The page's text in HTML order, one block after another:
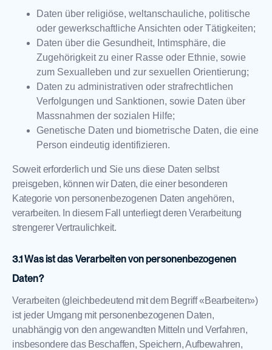
Daten über religiöse, weltanschauliche, politische
oder gewerkschaftliche Ansichten oder Tätigkeiten;
Daten über die Gesundheit, Intimsphäre, die
Zugehörigkeit zu einer Rasse oder Ethnie, sowie
zum Sexualleben und zur sexuellen Orientierung;
Daten zu administrativen oder strafrechtlichen
Verfolgungen und Sanktionen, sowie Daten über
Massnahmen der sozialen Hilfe;
Genetische Daten und biometrische Daten, die eine
Person eindeutig identifizieren.
Soweit erforderlich und Sie uns diese Daten selbst
preisgeben, können wir Daten, die einer besonderen
Kategorie von personenbezogenen Daten angehören,
verarbeiten. In diesem Fall unterliegt deren Verarbeitung
strengerer Vertraulichkeit.
Was ist das Verarbeiten von personenbezogenen
Daten?
Verarbeiten (gleichbedeutend mit dem Begriff «Bearbeiten»)
ist jeder Umgang mit personenbezogenen Daten,
unabhängig von den angewandten Mitteln und Verfahren,
insbesondere das Beschaffen, Speichern, Aufbewahren,